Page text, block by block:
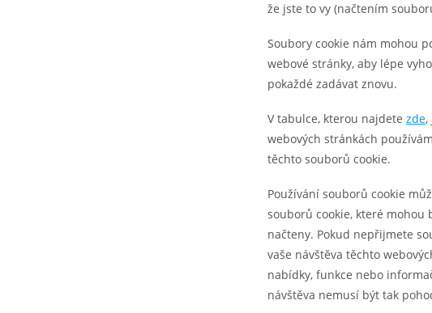
že jste to vy (načtením
Soubory cookie nám mohou
webové stránky, aby lépe
pokaždé zadávat znovu.
V tabulce, kterou najdete zde,
webových stránkách
těchto souborů cookie.
Používání souborů cookie
souborů cookie, které mohou
načteny. Pokud nepřijmete
vaše návštěva těchto
nabídky, funkce nebo
návštěva nemusí být tak